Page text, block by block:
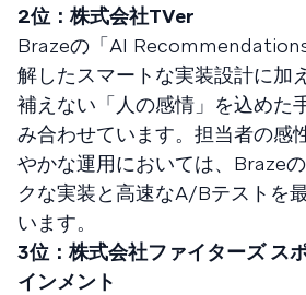
2位：株式会社TVer
Brazeの「AI
解したスマートな実装設計に加
補えない「人の感情」を込めた
み合わせています。担当者の感
やかな運用においては、Braze
クな実装と高速なA/Bテストを
います。
3位：株式会社ファイターズ ス
インメント